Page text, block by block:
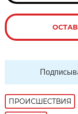
ПРОИСШЕСТВИЯ